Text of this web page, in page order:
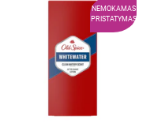
NEMOKAMAS
PRISTATYMAS